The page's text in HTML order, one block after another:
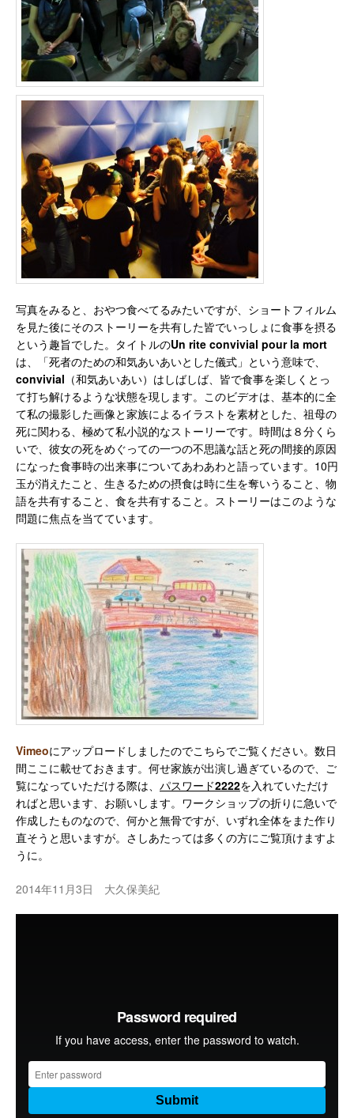
写真をみると、おやつ食べてるみたいですが、ショートフィルム
を見た後にそのストーリーを共有した皆でいっしょに食事を摂る
という趣旨でした。タイトルのUn rite convivial pour la mort
は、「死者のための和気あいあいとした儀式」という意味で、
convivial （和気あいあい）はしばしば、皆で食事を楽しくとっ
て打ち解けるような状態を現します。このビデオは、基本的に全
て私の撮影した画像と家族によるイラストを素材とした、祖母の
死に関わる、極めて私小説的なストーリーです。時間は８分くら
いで、彼女の死をめぐっての一つの不思議な話と死の間接的原因
になった食事時の出来事についてあわあわと語っています。10円
玉が消えたこと、生きるための摂食は時に生を奪いうること、物
語を共有すること、食を共有すること。ストーリーはこのような
問題に焦点を当てています。
Vimeoにアップロードしましたのでこちらでご覧ください。数日
間ここに載せておきます。何せ家族が出演し過ぎているので、ご
覧になっていただける際は、 パスワード2222を入れていただけ
ればと思います、お願いします。ワークショップの折りに急いで
作成したものなので、何かと無骨ですが、いずれ全体をまた作り
直そうと思いますが。さしあたっては多くの方にご覧頂けますよ
うに。
2014年11月3日 大久保美紀